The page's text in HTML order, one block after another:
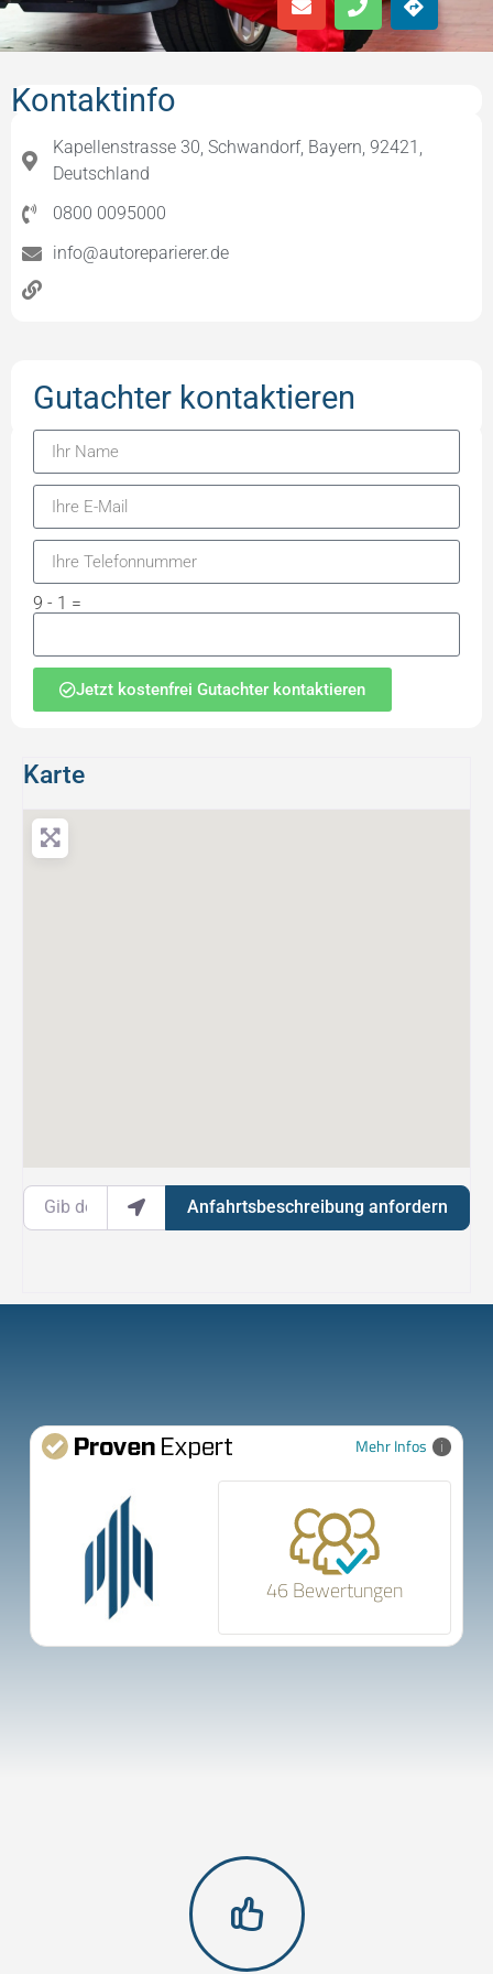
Karte
Gib deinen Standort ein.
Anfahrtsbeschreibung anfordern
Kontaktinfo
Kapellenstrasse 30, Schwandorf, Bayern, 92421,
Deutschland
0800 0095000
info@autoreparierer.de
Gutachter kontaktieren
9 - 1 =
Jetzt kostenfrei Gutachter kontaktieren
Mehr Infos
46 Bewertungen